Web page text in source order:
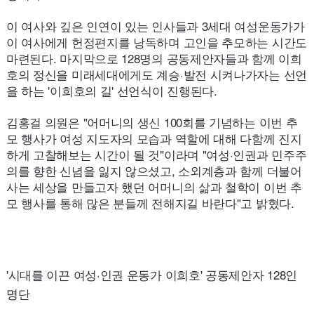
이 여사와 깊은 인연이 있는 인사들과 3세대 여성운동가가
이 여사에게 헌정편지를 낭독하며 고인을 추모하는 시간도
마련된다. 마지막으로 128명의 공동제안자들과 함께 이희
호의 정신을 미래세대에게도 계승·발전 시켜나가자는 선언
을 하는 '이희호의 길' 선언식이 진행된다.
김홍걸 의원은 "어머니의 생신 100회를 기념하는 이번 추
모 행사가 여성 지도자의 모습과 역할에 대해 다함께 진지
하게 고찰해보는 시간이 될 것"이라며 "여성·인권과 민주주
의를 향한 신념을 잃지 않으셨고, 소외계층과 함께 더불어
사는 세상을 만들고자 했던 어머니의 삶과 철학이 이번 추
모 행사를 통해 많은 분들께 전해지길 바란다"고 밝혔다.
'시대를 이끈 여성·인권 운동가 이희호' 공동제안자 128인
명단